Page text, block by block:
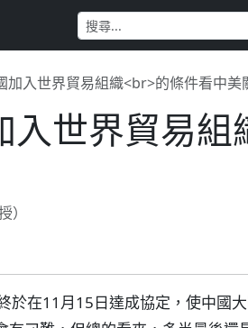
加入世界貿易組織<br>的條件看中美
入世界貿易
於在11月15日達成協定，使中國